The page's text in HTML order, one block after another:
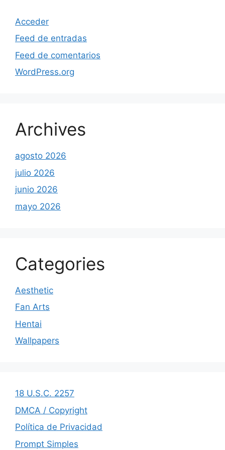
Acceder
Feed de entradas
Feed de comentarios
WordPress.org
Archives
agosto 2026
julio 2026
junio 2026
mayo 2026
Categories
Aesthetic
Fan Arts
Hentai
Wallpapers
18 U.S.C. 2257
DMCA / Copyright
Política de Privacidad
Prompt Simples